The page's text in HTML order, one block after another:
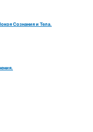
Сознания и Тела.